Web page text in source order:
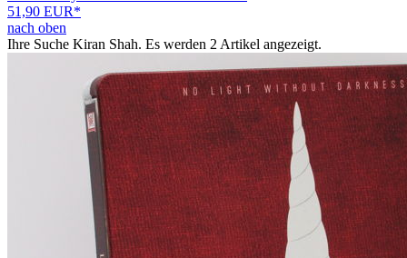
51,90 EUR*
nach oben
Ihre Suche Kiran Shah. Es werden 2 Artikel angezeigt.